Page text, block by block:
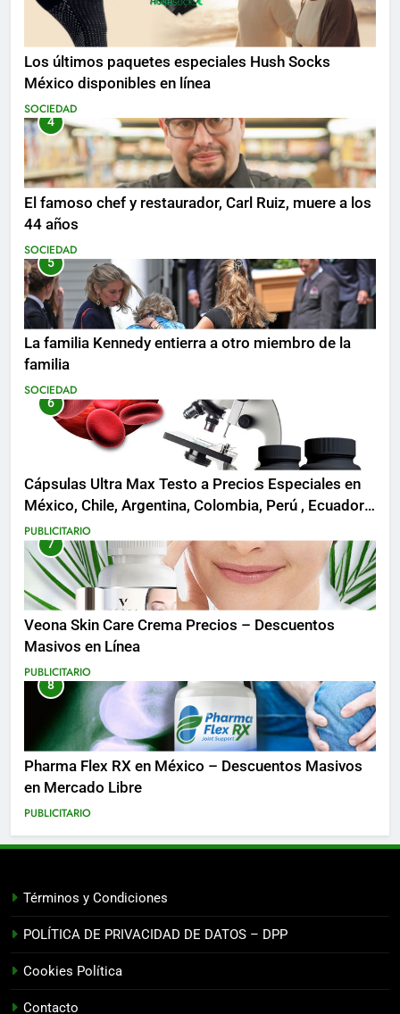
Los últimos paquetes especiales Hush Socks
México disponibles en línea
SOCIEDAD
4
El famoso chef y restaurador, Carl Ruiz, muere a los
44 años
SOCIEDAD
5
La familia Kennedy entierra a otro miembro de la
familia
SOCIEDAD
6
Cápsulas Ultra Max Testo a Precios Especiales en
México, Chile, Argentina, Colombia, Perú , Ecuador,
Costa Rica y Más
PUBLICITARIO
7
Veona Skin Care Crema Precios – Descuentos
Masivos en Línea
PUBLICITARIO
8
Pharma Flex RX en México – Descuentos Masivos
en Mercado Libre
PUBLICITARIO
Términos y Condiciones
POLÍTICA DE PRIVACIDAD DE DATOS – DPP
Cookies Política
Contacto